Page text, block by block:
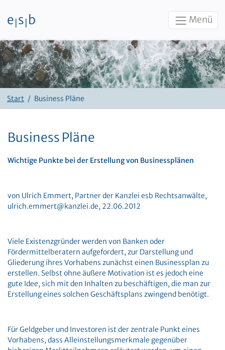
Zum Inhalt
e s b Menü
Start Business Pläne
Business Pläne
Wichtige Punkte bei der Erstellung von Businessplänen
von Ulrich Emmert, Partner der Kanzlei esb Rechtsanwälte,
ulrich.emmert@kanzlei.de, 22.06.2012
Viele Existenzgründer werden von Banken oder
Fördermittelberatern aufgefordert, zur Darstellung und
Gliederung ihres Vorhabens zunächst einen Businessplan zu
erstellen. Selbst ohne äußere Motivation ist es jedoch eine
gute Idee, sich mit den Inhalten zu beschäftigen, die man zur
Erstellung eines solchen Geschäftsplans zwingend benötigt.
Für Geldgeber und Investoren ist der zentrale Punkt eines
Vorhabens, dass Alleinstellungsmerkmale gegenüber